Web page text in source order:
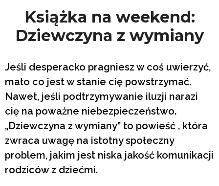
Książka na weekend:
Dziewczyna z wymiany
Jeśli desperacko pragniesz w coś uwierzyć,
mało co jest w stanie cię powstrzymać.
Nawet, jeśli podtrzymywanie iluzji narazi
cię na poważne niebezpieczeństwo.
„Dziewczyna z wymiany” to powieść , która
zwraca uwagę na istotny społeczny
problem, jakim jest niska jakość komunikacji
rodziców z dziećmi.